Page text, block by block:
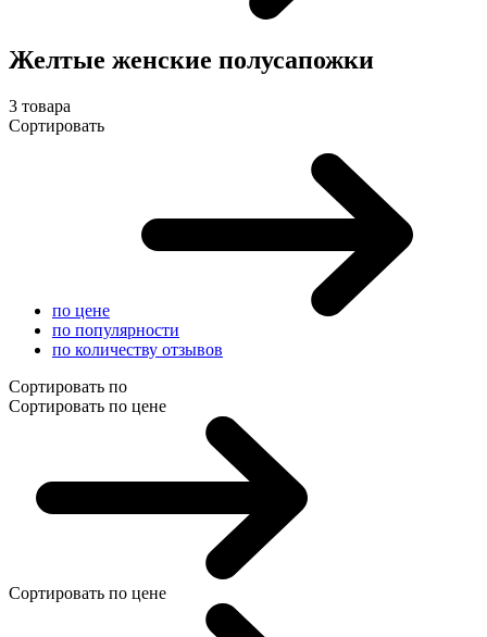
Желтые женские полусапожки
3 товара
Сортировать
по цене
по популярности
по количеству отзывов
Сортировать по
Сортировать по цене
Сортировать по цене